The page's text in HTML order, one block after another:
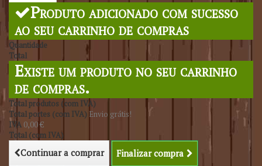
Pesquisar
Produto adicionado com sucesso
ao seu carrinho de compras
Quantidade
Total
Existe um produto no seu carrinho
de compras.
Total produtos (com IVA)
Total portes (com IVA) Envio grátis!
IVA 0,00 €
Total (com IVA)
Continuar a comprar Finalizar compra